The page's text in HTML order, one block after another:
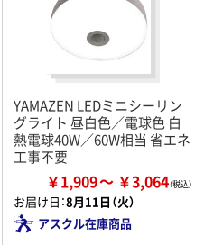
YAMAZEN LEDミニシーリン
グライト 昼白色／電球色 白
熱電球40W／60W相当 省エネ
工事不要
￥1,909 ￥3,064
お届け日：8月11日（火）
アスクル在庫商品